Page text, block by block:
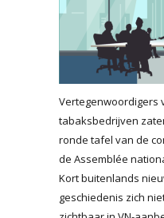
Vertegenwoordigers
tabaksbedrijven
ronde tafel van de
de Assemblée
Kort buitenlands
geschiedenis zich